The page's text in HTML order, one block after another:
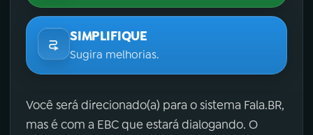
SIMPLIFIQUE
Sugira melhorias.
Você será direcionado(a) para o sistema Fala.BR,
mas é com a EBC que estará dialogando. O